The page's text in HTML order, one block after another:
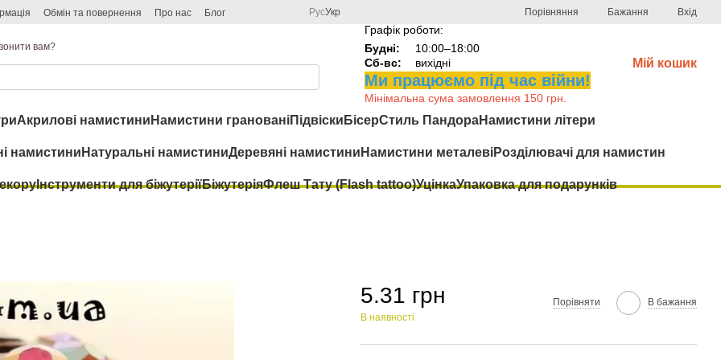
Обмін та повернення Про нас Блог РусУкр Порівняння Бажання Вхід
вам?
Графік роботи:
Будні:
10:00–18:00
Сб-вс:
вихідні
Ми працюємо під час війни!
Мінімальна сума замовлення 150 грн.
Мій кошик
Акрилові намистини Намистини гранованіПідвіски БісерСтиль ПандораНамистини літери
намистини Натуральні намистиниДеревяні намистини Намистини металевіРозділювачі для намистин
Інструменти для біжутеріїБіжутеріяФлеш Тату (Flash tattoo)УцінкаУпаковка для подарунків
5.31 грн
В наявності
Порівняти В бажання